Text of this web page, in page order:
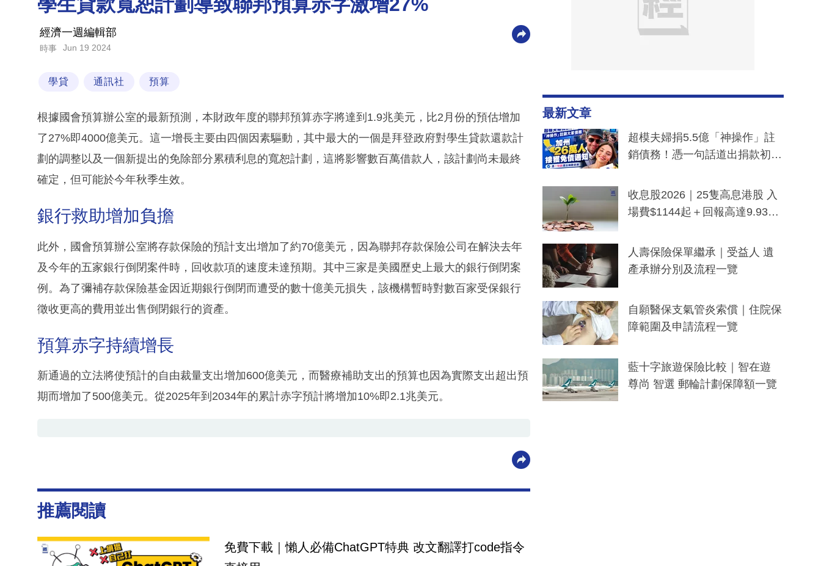
學生貸款寬恕計劃導致聯邦預算赤字激增27%
經濟一週編輯部
時事 Jun 19 2024
學貸 通訊社 預算
根據國會預算辦公室的最新預測，本財政年度的聯邦預算赤字將達到1.9兆美元，比2月份的預估增加
了27%即4000億美元。這一增長主要由四個因素驅動，其中最大的一個是拜登政府對學生貸款還款計
劃的調整以及一個新提出的免除部分累積利息的寬恕計劃，這將影響數百萬借款人，該計劃尚未最終
確定，但可能於今年秋季生效。
銀行救助增加負擔
此外，國會預算辦公室將存款保險的預計支出增加了約70億美元，因為聯邦存款保險公司在解決去年
及今年的五家銀行倒閉案件時，回收款項的速度未達預期。其中三家是美國歷史上最大的銀行倒閉案
例。為了彌補存款保險基金因近期銀行倒閉而遭受的數十億美元損失，該機構暫時對數百家受保銀行
徵收更高的費用並出售倒閉銀行的資產。
預算赤字持續增長
新通過的立法將使預計的自由裁量支出增加600億美元，而醫療補助支出的預算也因為實際支出超出預
期而增加了500億美元。從2025年到2034年的累計赤字預計將增加10%即2.1兆美元。
推薦閱讀
免費下載｜懶人必備ChatGPT特典 改文翻譯打code指令
最新文章
超模夫婦捐5.5億「神操作」註
銷債務！憑一句話道出捐款初
一度被誤當詐騙手段
收息股2026｜25隻高息港股 入
場費$1144起＋回報高達9.93
人壽保險保單繼承｜受益人 遺
產承辦分別及流程一覽
自願醫保支氣管炎索償｜住院保
障範圍及申請流程一覽
藍十字旅遊保險比較｜智在遊
尊尚 智選 郵輪計劃保障額一覽